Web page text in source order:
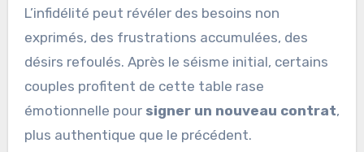
L’infidélité peut révéler des besoins non
exprimés, des frustrations accumulées, des
désirs refoulés. Après le séisme initial, certains
couples profitent de cette table rase
émotionnelle pour signer un nouveau contrat,
plus authentique que le précédent.